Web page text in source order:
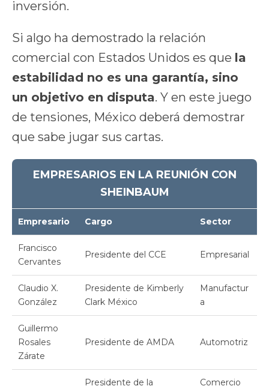
inversión.
Si algo ha demostrado la relación
comercial con Estados Unidos es que la
estabilidad no es una garantía, sino
un objetivo en disputa. Y en este juego
de tensiones, México deberá demostrar
que sabe jugar sus cartas.
EMPRESARIOS EN LA REUNIÓN CON
SHEINBAUM
Empresario Cargo Sector
Francisco
Cervantes
Presidente del CCE Empresarial
Claudio X.
González
Presidente de Kimberly
Clark México
Manufactur
a
Guillermo
Rosales
Zárate
Presidente de AMDA Automotriz
Presidente de la
Comercio